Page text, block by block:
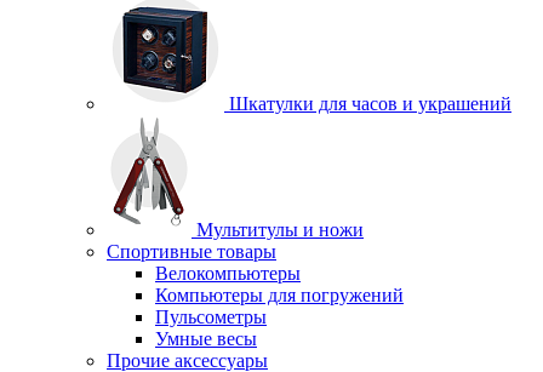
Шкатулки для часов и украшений
Мультитулы и ножи
Спортивные товары
Велокомпьютеры
Компьютеры для погружений
Пульсометры
Умные весы
Прочие аксессуары